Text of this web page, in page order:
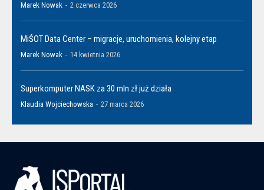
Marek Nowak - 2 czerwca 2026
MiŚOT Data Center – migracje, uruchomienia, kolejny etap
Marek Nowak - 14 kwietnia 2026
Superkomputer NASK za 30 mln zł już działa
Klaudia Wojciechowska - 27 marca 2026